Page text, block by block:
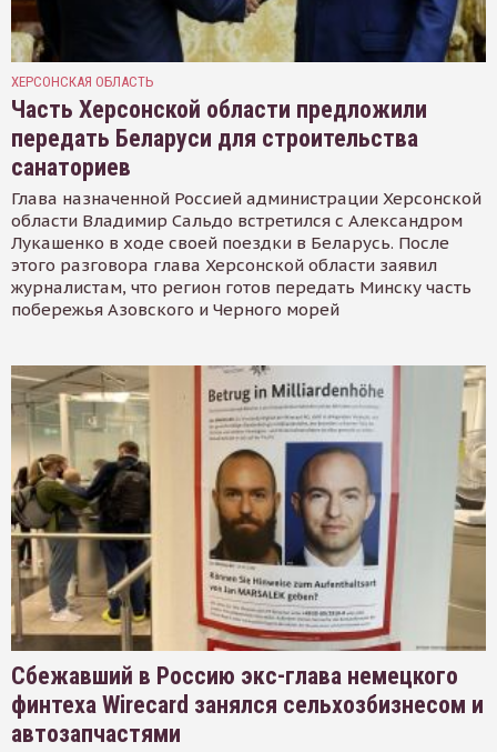
ХЕРСОНСКАЯ ОБЛАСТЬ
Часть Херсонской области предложили
передать Беларуси для строительства
санаториев
Глава назначенной Россией администрации Херсонской
области Владимир Сальдо встретился с Александром
Лукашенко в ходе своей поездки в Беларусь. После
этого разговора глава Херсонской области заявил
журналистам, что регион готов передать Минску часть
побережья Азовского и Черного морей
Сбежавший в Россию экс-глава немецкого
финтеха Wirecard занялся сельхозбизнесом и
автозапчастями